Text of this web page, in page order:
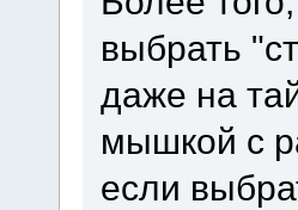
выбрать
даже на
мышкой с
если